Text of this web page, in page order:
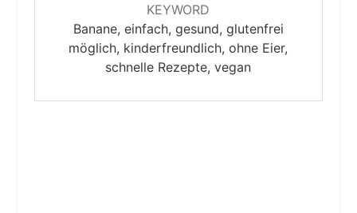
KEYWORD
Banane, einfach, gesund, glutenfrei
möglich, kinderfreundlich, ohne Eier,
schnelle Rezepte, vegan